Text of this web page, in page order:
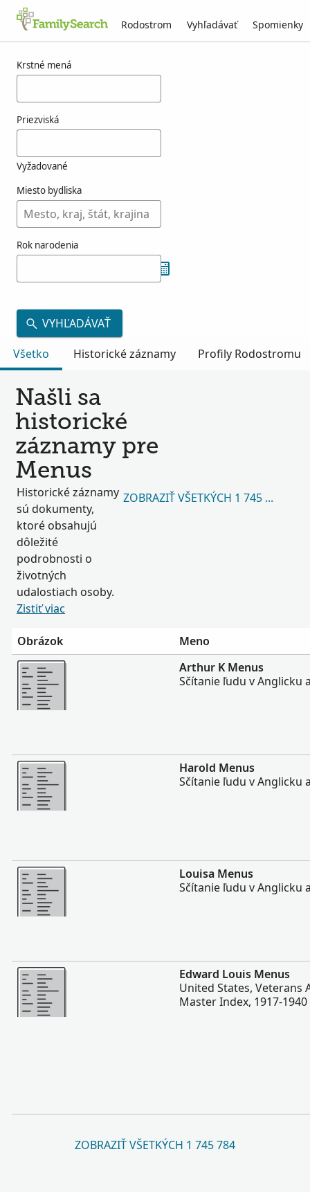
Rodostrom Vyhľadávať Spomienky
Krstné mená
Priezviská
Vyžadované
Miesto bydliska
Rok narodenia
VYHĽADÁVAŤ
Všetko
Historické záznamy Profily Rodostromu
Našli sa
historické
záznamy pre
Menus
Historické záznamy
sú dokumenty,
ktoré obsahujú
dôležité
podrobnosti o
životných
udalostiach osoby.
Zistiť viac
ZOBRAZIŤ VŠETKÝCH 1 745 784
Obrázok
Meno
Viac
Arthur K Menus
Sčítanie ľudu v Anglicku
Viac
Harold Menus
Sčítanie ľudu v Anglicku
Viac
Louisa Menus
Sčítanie ľudu v Anglicku
Viac
Edward Louis Menus
United States, Veterans
Master Index, 1917-1940
ZOBRAZIŤ VŠETKÝCH 1 745 784